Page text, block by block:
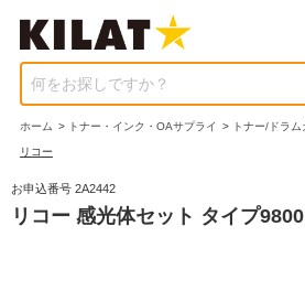
何をお探しですか？
ホーム > トナー・インク・OAサプライ > トナー/ドラ
リコー
お申込番号 2A2442
リコー 感光体セット タイプ